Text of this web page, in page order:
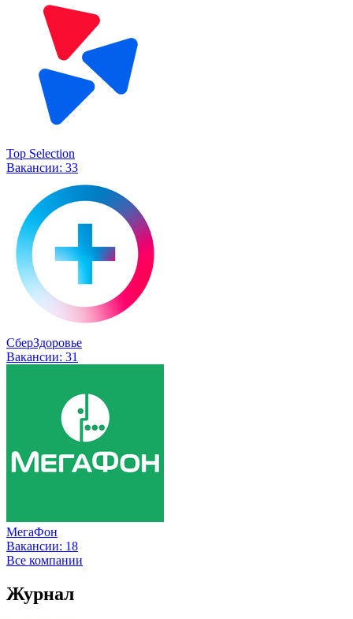
Top Selection
Вакансии: 33
СберЗдоровье
Вакансии: 31
МегаФон
Вакансии: 18
Все компании
Журнал